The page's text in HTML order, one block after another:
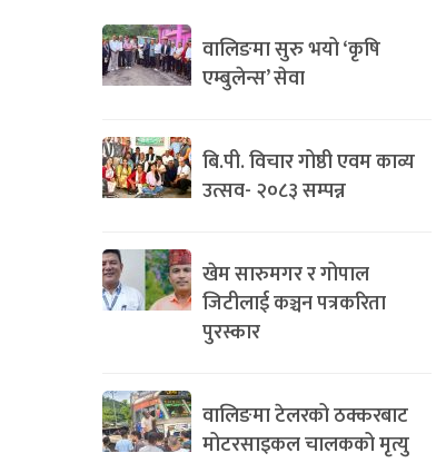
वालिङमा सुरु भयो ‘कृषि
एम्बुलेन्स’ सेवा
बि.पी. विचार गोष्ठी एवम काव्य
उत्सव- २०८३ सम्पन्न
खेम सारुमगर र गोपाल
जिटीलाई कञ्चन पत्रकरिता
पुरस्कार
वालिङमा टेलरको ठक्करबाट
मोटरसाइकल चालकको मृत्यु